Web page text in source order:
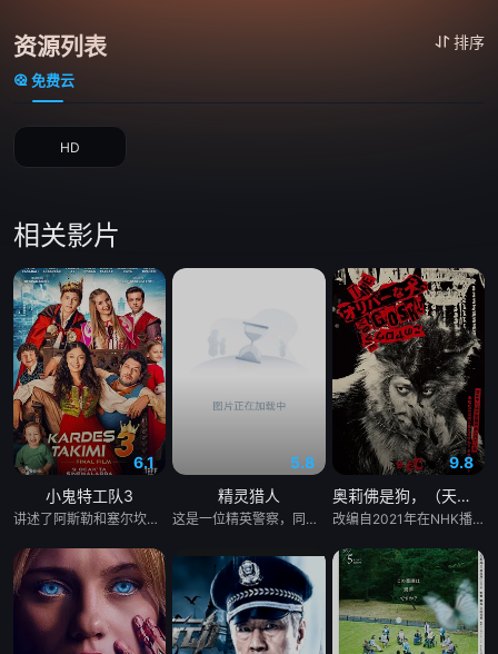
资源列表 排序
免费云
HD
相关影片
6.1
小鬼特工队3
讲述了阿斯勒和塞尔坎在休产假期间接到紧急电话，被迫穿越时空，带着孩子们踏上迄今为止最具挑战性的任务。
5.8
精灵猎人
这是一位精英警察，同时也是精灵猎手。在调查一系列血腥谋杀案的过程中，他面临着来自超自然界的威胁。为了维护两个世界的平衡，他必须与精灵之王展开一场激烈的战斗。
9.8
奥莉佛是狗，（天哪！！）这家伙电影版
改编自2021年在NHK播出的同名剧集，只有狭间县警鉴识科警犬组的训犬员青叶一平（池松壮亮 饰）能够看到自己的警犬搭档奥莉佛（小田切让 饰）是一个沉溺于烟酒和女色的中年大叔，穿着狗狗布偶装（在其他人眼里，他是一只普通的狗）。